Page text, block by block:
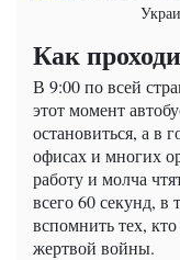
Как
В 9:00 по всей
этот момент
остановиться, а в
офисах и многих
работу и молча
всего 60 секунд,
вспомнить тех,
жертвой войны.